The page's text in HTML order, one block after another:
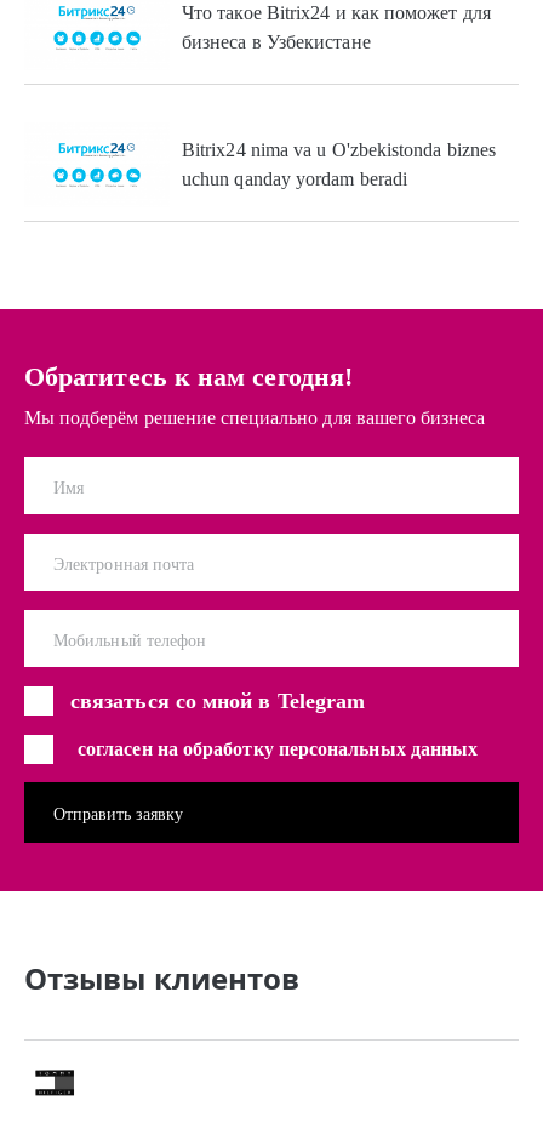
Что такое Bitrix24 и как поможет для
бизнеса в Узбекистане
Bitrix24 nima va u O'zbekistonda biznes
uchun qanday yordam beradi
Обратитесь к нам сегодня!
Мы подберём решение специально для вашего бизнеса
Имя
Электронная почта
Мобильный телефон
связаться со мной в Telegram
согласен на обработку персональных данных
Отзывы клиентов